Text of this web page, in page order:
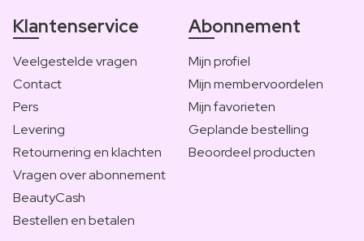
Klantenservice
Veelgestelde vragen
Contact
Pers
Levering
Retournering en klachten
Vragen over abonnement
BeautyCash
Bestellen en betalen
Abonnement
Mijn profiel
Mijn membervoordelen
Mijn favorieten
Geplande bestelling
Beoordeel producten